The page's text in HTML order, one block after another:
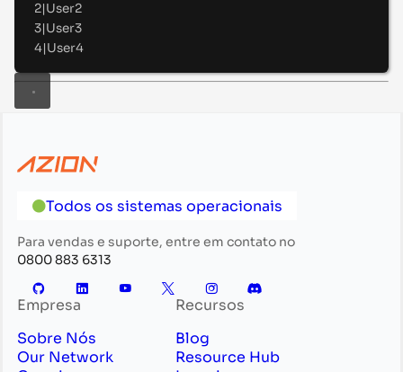
2|User2
3|User3
4|User4
Todos os sistemas operacionais
Para vendas e suporte, entre em contato no
0800 883 6313
Empresa
Sobre Nós
Our Network
Recursos
Blog
Resource Hub